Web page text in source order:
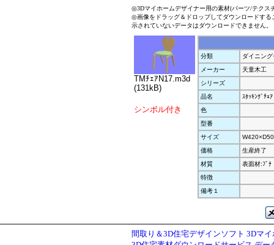
◎3Dマイホームデザイナー用の素材(パーツ/テクス
◎画像をドラッグ＆ドロップしてダウンロードす
示されていないデータはダウンロードできません。
TMﾁｪｱN17.m3d
(131kB)
シンボル付き
分類
ダイニン
メーカー
天童木工
シリーズ
品名
ｽﾀｯｷﾝｸﾞﾁｪｱ
色
型番
サイズ
価格
生産終了
材質
表面材:ﾌﾞﾅ
特徴
備考１
間取り＆3D住宅デザインソフト 3Dマ